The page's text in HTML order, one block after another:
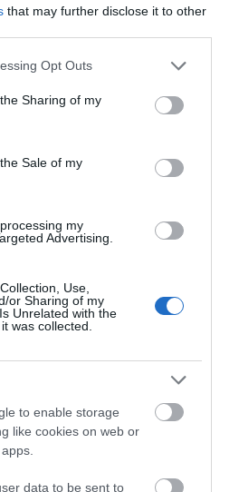
that may further disclose it to other
app uses one or more Google
usage behaviour. You may click to
and its third-party tags to
purposes in below Google
Opt Outs
Sharing of my
Sale of my
my
Advertising.
Use,
or Sharing of my
Unrelated with the
was collected.
to enable storage
like cookies on web or
data to be sent to
άρθρα